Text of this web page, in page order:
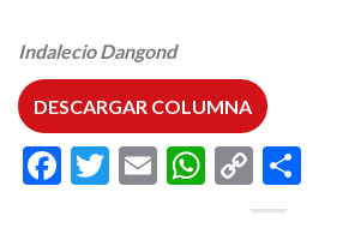
Indalecio Dangond
DESCARGAR COLUMNA
Facebook
Twitter
EmailWhatsApp
Copy
Link